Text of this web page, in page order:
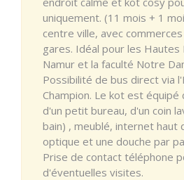
uniquement. (11 mois + 1
centre ville, avec
gares. Idéal pour les Hautes
Namur et la faculté Notre
Possibilité de bus direct via
Champion. Le kot est équipé
d'un petit bureau, d'un coin
bain) , meublé, internet haut
optique et une douche par
Prise de contact téléphone
d'éventuelles visites.